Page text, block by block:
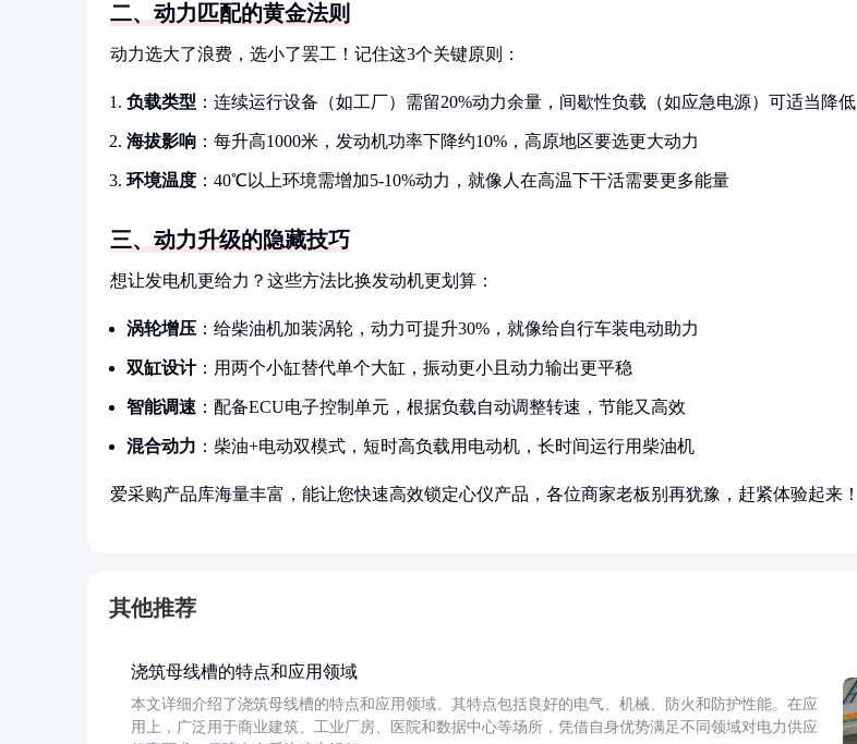
二、动力匹配的黄金法则
动力选大了浪费，选小了罢工！记住这3个关键原则：
负载类型 ：连续运行设备（如工厂）需留20%动力余量，间歇性负载（如应急电源）可适当降低
海拔影响 ：每升高1000米，发动机功率下降约10%，高原地区要选更大动力
环境温度 ：40℃以上环境需增加5-10%动力，就像人在高温下干活需要更多能量
三、动力升级的隐藏技巧
想让发电机更给力？这些方法比换发动机更划算：
涡轮增压 ：给柴油机加装涡轮，动力可提升30%，就像给自行车装电动助力
双缸设计：用两个小缸替代单个大缸，振动更小且动力输出更平稳
智能调速 ：配备ECU电子控制单元，根据负载自动调整转速，节能又高效
混合动力 ：柴油+电动双模式，短时高负载用电动机，长时间运行用柴油机
爱采购产品库海量丰富，能让您快速高效锁定心仪产品，各位商家老板别再犹豫，赶紧体验起来！
其他推荐
浇筑母线槽的特点和应用领域
本文详细介绍了浇筑母线槽的特点和应用领域。其特点包括良好的电气、机械、防火和防护性能。在应
用上，广泛用于商业建筑、工业厂房、医院和数据中心等场所，凭借自身优势满足不同领域对电力供应